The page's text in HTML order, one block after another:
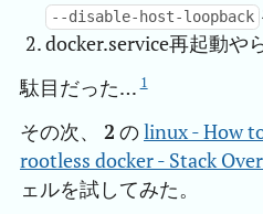
--disable-host-loopback
docker.service再起動や
駄目だった… 1
その次、 2 のlinux - How
rootless docker - Stack
ェルを試してみた。